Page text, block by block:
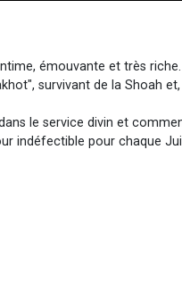
émouvante et très
survivant de la Shoah
le service divin et
indéfectible pour chaque